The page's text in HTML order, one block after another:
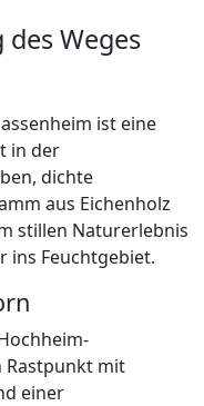
Weges
ist eine
in der
dichte
aus Eichenholz
stillen Naturerlebnis
ins Feuchtgebiet.
Rastpunkt mit
einer